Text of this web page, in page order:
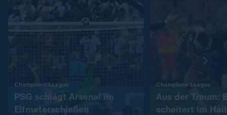
Champions League
PSG schlägt Arsenal im
Elfmeterschießen
Champions League
Aus der Traum:
scheitert im